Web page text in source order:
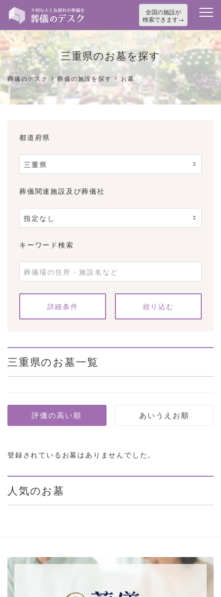
全国の施設が
検索できます
三重県のお墓を探す
葬儀のデスク >葬儀の施設を探す > お墓
都道府県
葬儀関連施設及び葬儀社
キーワード検索
条件をクリア
詳細条件
三重県のお墓一覧
登録されているお墓はありませんでした。
人気のお墓